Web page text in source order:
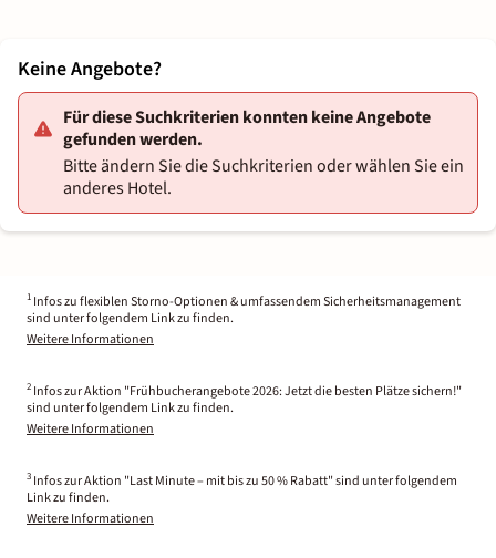
Keine Angebote?
Für diese Suchkriterien konnten keine Angebote
gefunden werden.
Bitte ändern Sie die Suchkriterien oder wählen Sie ein
anderes Hotel.
1 Infos zu flexiblen Storno-Optionen & umfassendem Sicherheitsmanagement
sind unter folgendem Link zu finden.
Weitere Informationen
2 Infos zur Aktion "Frühbucherangebote 2026: Jetzt die besten Plätze sichern!"
sind unter folgendem Link zu finden.
Weitere Informationen
3 Infos zur Aktion "Last Minute – mit bis zu 50 % Rabatt" sind unter folgendem
Link zu finden.
Weitere Informationen